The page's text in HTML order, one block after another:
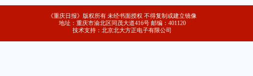
《重庆日报》版权所有 未经书面授权 不得复制或建立镜像
地址：重庆市渝北区同茂大道416号 邮编：401120
技术支持：北京北大方正电子有限公司